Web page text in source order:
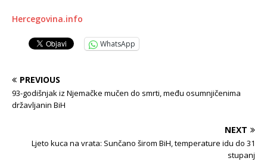
Hercegovina.info
WhatsApp
PREVIOUS
93-godišnjak iz Njemačke mučen do smrti, među osumnjičenima
državljanin BiH
NEXT
Ljeto kuca na vrata: Sunčano širom BiH, temperature idu do 31
stupanj